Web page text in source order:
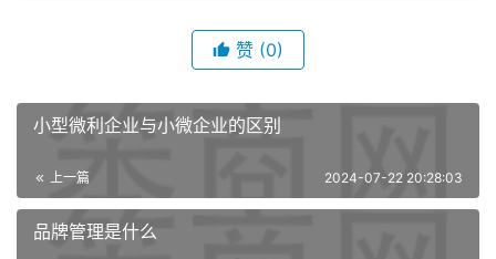
赞 (0)
小型微利企业与小微企业的区别
上一篇 2024-07-22 20:28:03
品牌管理是什么